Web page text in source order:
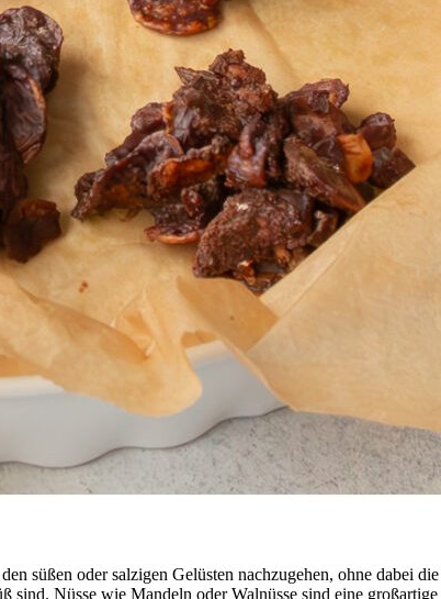
süßen oder salzigen Gelüsten nachzugehen, ohne dabei
Nüsse wie Mandeln oder Walnüsse sind eine